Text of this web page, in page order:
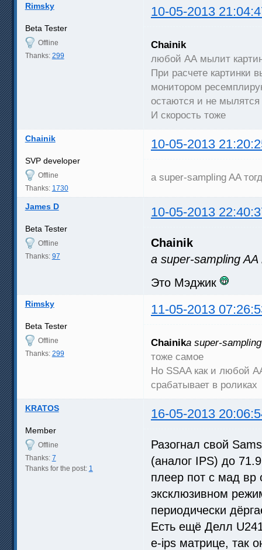
Rimsky 10-05-2013
Beta Tester
Offline
Thanks: 299
Chainik
любой АА мылит
При расчете картинки
монитором
остаются и не мылятся
И скорость тоже
Chainik 10-05-2013
SVP developer
Offline
Thanks: 1730
а super-sampling AA
James D 10-05-2013
Beta Tester
Offline
Thanks: 97
Chainik
а super-sampling
Это Мэджик
Rimsky 11-05-2013
Beta Tester
Offline
Thanks: 299
Chainikа super-
тоже самое
Но SSAA как и любой
срабатывает в роликах
KRATOS 16-05-2013
Member
Offline
Thanks: 7
Thanks for the post: 1
Разогнал свой
(аналог IPS) до
плеер пот с мад вр
эксклюзивном
периодически
Есть ещё Делл
e-ips матрице, так